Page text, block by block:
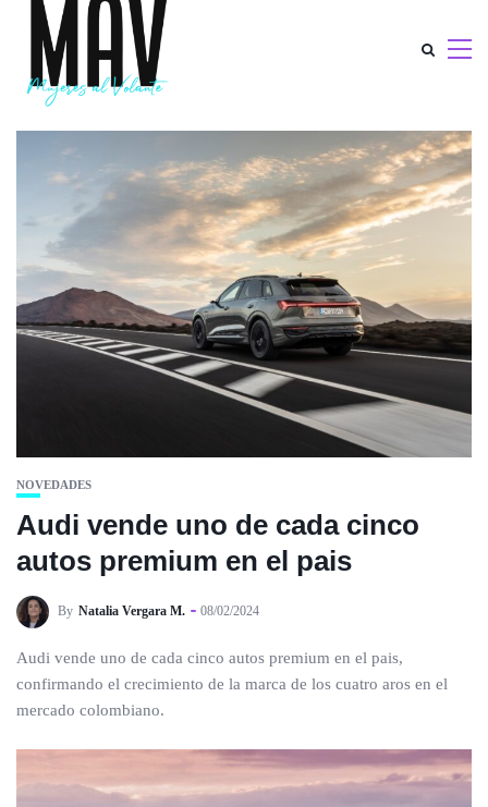
NOVEDADES
Audi vende uno de cada cinco
autos premium en el pais
By Natalia Vergara M. 08/02/2024
Audi vende uno de cada cinco autos premium en el pais,
confirmando el crecimiento de la marca de los cuatro aros en el
mercado colombiano.